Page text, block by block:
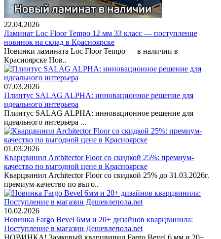
22.04.2026
Ламинат Loc Floor Tempo 12 мм 33 класс — поступление
новинок на склад в Красноярске
Новинки ламината Loc Floor Tempo — в наличии в
Красноярске Нов..
07.03.2026
Плинтус SALAG ALPHA: инновационное решение для
идеального интерьера
Плинтус SALAG ALPHA: инновационное решение для
идеального интерьера ...
01.03.2026
Кварцвинил Architector Floor со скидкой 25%: премиум-
качество по выгодной цене в Красноярске
Кварцвинил Architector Floor со скидкой 25% до 31.03.2026г.
премиум-качество по выго..
10.02.2026
Новинка Fargo Bevel 6мм и 20+ дизайнов кварцвинила:
Поступление в магазин Дешевлепола.net